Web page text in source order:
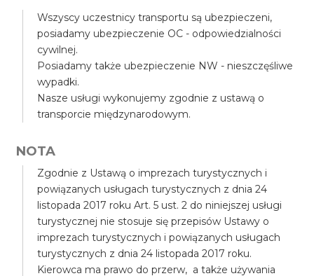
Wszyscy uczestnicy transportu są ubezpieczeni,
posiadamy ubezpieczenie OC - odpowiedzialności
cywilnej.
Posiadamy także ubezpieczenie NW - nieszczęśliwe
wypadki.
Nasze usługi wykonujemy zgodnie z ustawą o
transporcie międzynarodowym.
NOTA
Zgodnie z Ustawą o imprezach turystycznych i
powiązanych usługach turystycznych z dnia 24
listopada 2017 roku Art. 5 ust. 2 do niniejszej usługi
turystycznej nie stosuje się przepisów Ustawy o
imprezach turystycznych i powiązanych usługach
turystycznych z dnia 24 listopada 2017 roku.
Kierowca ma prawo do przerw, a także używania